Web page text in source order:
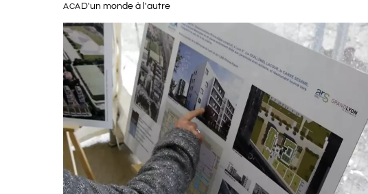
ACAD'un monde à l'autre